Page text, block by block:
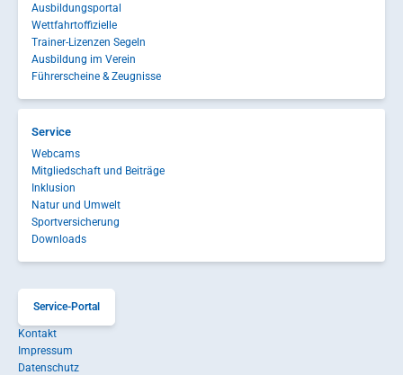
Ausbildungsportal
Wettfahrtoffizielle
Trainer-Lizenzen Segeln
Ausbildung im Verein
Führerscheine & Zeugnisse
Service
Webcams
Mitgliedschaft und Beiträge
Inklusion
Natur und Umwelt
Sportversicherung
Downloads
Service-Portal
Kontakt
Impressum
Datenschutz